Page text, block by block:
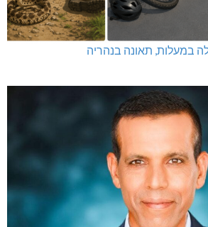
במעלות, תאונה בנהריה